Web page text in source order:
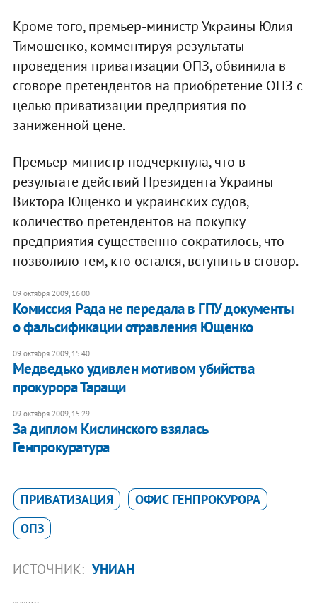
Кроме того, премьер-министр Украины Юлия
Тимошенко, комментируя результаты
проведения приватизации ОПЗ, обвинила в
сговоре претендентов на приобретение ОПЗ с
целью приватизации предприятия по
заниженной цене.
Премьер-министр подчеркнула, что в
результате действий Президента Украины
Виктора Ющенко и украинских судов,
количество претендентов на покупку
предприятия существенно сократилось, что
позволило тем, кто остался, вступить в сговор.
09 октября 2009, 16:00
Комиссия Рада не передала в ГПУ документы
о фальсификации отравления Ющенко
09 октября 2009, 15:40
Медведько удивлен мотивом убийства
прокурора Таращи
09 октября 2009, 15:29
За диплом Кислинского взялась
Генпрокуратура
ПРИВАТИЗАЦИЯ
ОФИС ГЕНПРОКУРОРА
ОПЗ
ИСТОЧНИК: УНИАН